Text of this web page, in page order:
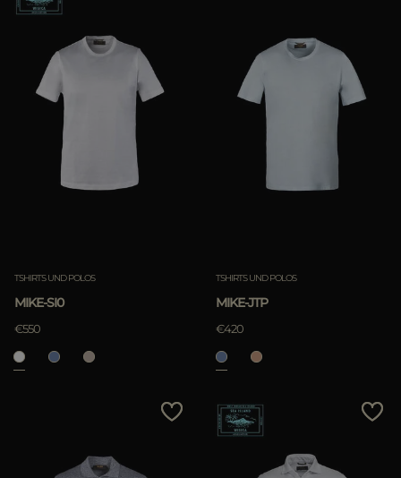
TSHIRTS UND POLOS
MIKE-SI0
€550
TSHIRTS UND POLOS
MIKE-JTP
€420